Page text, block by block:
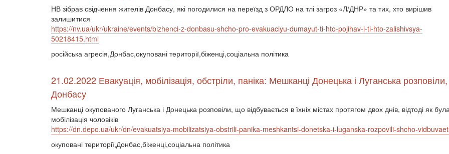
НВ зібрав свідчення жителів Донбасу, які погодилися на переїзд з ОРДЛО на тлі загроз «Л/ДНР» та тих, хто вирішив
залишитися
https://nv.ua/ukr/ukraine/events/bizhenci-z-donbasu-shcho-pro-evakuaciyu-dumayut-ti-hto-pojihav-i-ti-hto-zalishivsya-
50218415.html
російська агресія,Донбас,окуповані території,біженці,соціальна політика
21.02.2022 Евакуація, мобілізація, обстріли, паніка: Мешканці Донецька і Луганська
Донбасу
Мешканці окупованого Луганська і Донецька розповіли, що відбувається в їхніх містах протягом двох днів, відтоді як
мобілізація чоловіків
https://dn.depo.ua/ukr/dn/evakuatsiya-mobilizatsiya-obstrili-panika-meshkantsi-donetska-i-luganska-rozpovili-shcho-
окуповані території,Донбас,біженці,соціальна політика